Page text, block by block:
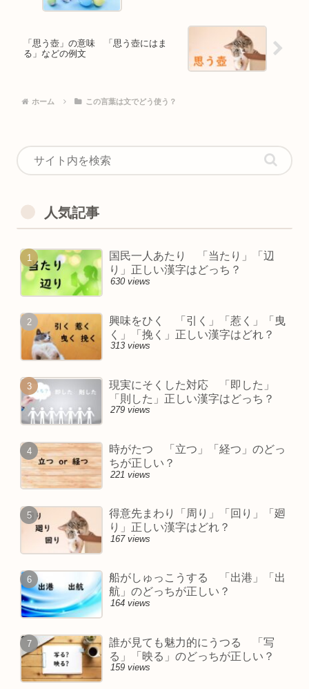
「思う壺」の意味 「思う壺にはま
る」などの例文
ホーム この言葉は文でどう使う？
人気記事
国民一人あたり 「当たり」「辺
り」正しい漢字はどっち？
630 views
興味をひく 「引く」「惹く」「曳
く」「挽く」正しい漢字はどれ？
313 views
現実にそくした対応 「即した」
「則した」正しい漢字はどっち？
279 views
時がたつ 「立つ」「経つ」のどっ
ちが正しい？
221 views
得意先まわり「周り」「回り」「廻
り」正しい漢字はどれ？
167 views
船がしゅっこうする 「出港」「出
航」のどっちが正しい？
164 views
誰が見ても魅力的にうつる 「写
る」「映る」のどっちが正しい？
159 views